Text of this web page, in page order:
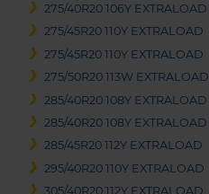
275/40R20 106Y EXTRALOAD
275/45R20 110Y EXTRALOAD
275/45R20 110Y EXTRALOAD
275/50R20 113W EXTRALOAD
285/40R20 108Y EXTRALOAD
285/40R20 108Y EXTRALOAD
285/45R20 112Y EXTRALOAD
295/40R20 110Y EXTRALOAD
305/40R20 112Y EXTRALOAD